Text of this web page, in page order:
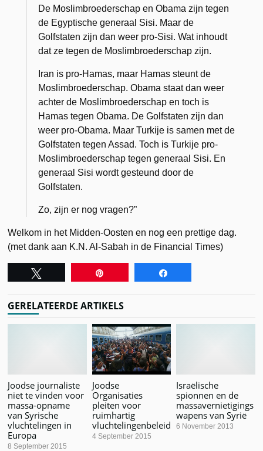
De Moslimbroederschap en Obama zijn tegen
de Egyptische generaal Sisi. Maar de
Golfstaten zijn dan weer pro-Sisi. Wat inhoudt
dat ze tegen de Moslimbroederschap zijn.
Iran is pro-Hamas, maar Hamas steunt de
Moslimbroederschap. Obama staat dan weer
achter de Moslimbroederschap en toch is
Hamas tegen Obama. De Golfstaten zijn dan
weer pro-Obama. Maar Turkije is samen met de
Golfstaten tegen Assad. Toch is Turkije pro-
Moslimbroederschap tegen generaal Sisi. En
generaal Sisi wordt gesteund door de
Golfstaten.
Zo, zijn er nog vragen?”
Welkom in het Midden-Oosten en nog een prettige dag.
(met dank aan K.N. Al-Sabah in de Financial Times)
GERELATEERDE ARTIKELS
Joodse journaliste
niet te vinden voor
massa-opname
van Syrische
vluchtelingen in
Europa
8 September 2015
Joodse
Organisaties
pleiten voor
ruimhartig
vluchtelingenbeleid
4 September 2015
Israëlische
spionnen en de
massavernietigings
wapens van Syrië
6 November 2013